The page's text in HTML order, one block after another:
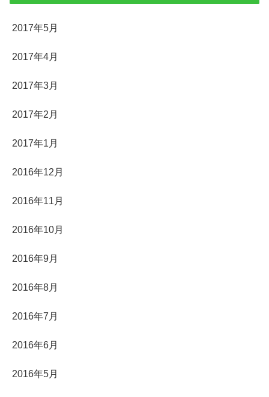
2017年5月
2017年4月
2017年3月
2017年2月
2017年1月
2016年12月
2016年11月
2016年10月
2016年9月
2016年8月
2016年7月
2016年6月
2016年5月